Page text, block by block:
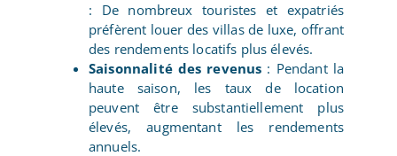
: De nombreux touristes et expatriés
préfèrent louer des villas de luxe, offrant
des rendements locatifs plus élevés.
Saisonnalité des revenus : Pendant la
haute saison, les taux de location
peuvent être substantiellement plus
élevés, augmentant les rendements
annuels.